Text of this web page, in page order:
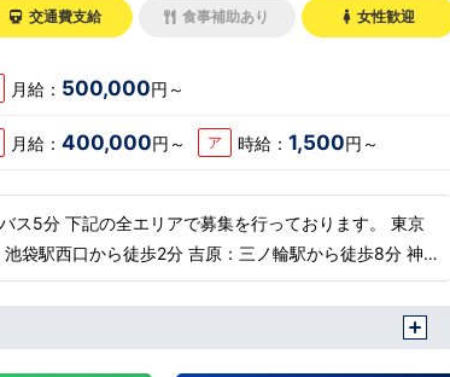
交通費支給 食事補助あり 女性歓迎
月給： 500,000円～
月給：400,000円～ ア 時給：1,500円～
駅西口から徒歩2分 吉原：三ノ輪駅から徒歩8分 神奈
か
からのご応募の方にはWEB面接対応しております